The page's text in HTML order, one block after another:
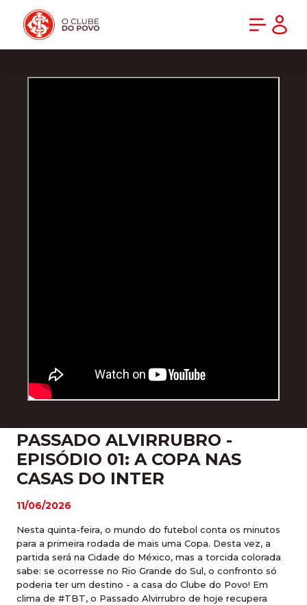
PASSADO ALVIRRUBRO -
EPISÓDIO 01: A COPA NAS
CASAS DO INTER
11/06/2026
Nesta quinta-feira, o mundo do futebol conta os minutos
para a primeira rodada de mais uma Copa. Desta vez, a
partida será na Cidade do México, mas a torcida colorada
sabe: se ocorresse no Rio Grande do Sul, o confronto só
poderia ter um destino - a casa do Clube do Povo! Em
clima de #TBT, o Passado Alvirrubro de hoje recupera